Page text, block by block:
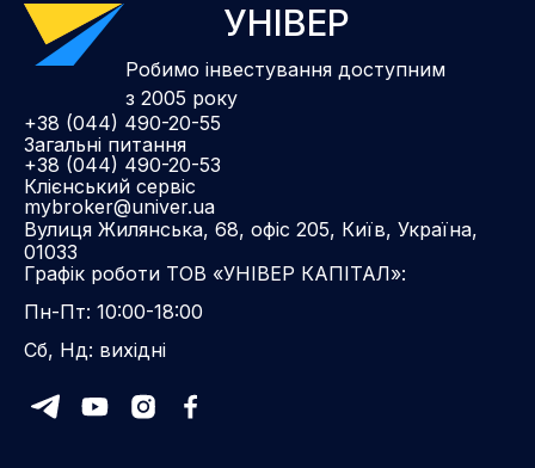
УНІВЕР
Робимо інвестування доступним
з 2005 року
+38 (044) 490-20-55
Загальні питання
+38 (044) 490-20-53
Клієнський сервіс
mybroker@univer.ua
Вулиця Жилянська, 68, офіс 205, Київ, Україна,
01033
Графік роботи ТОВ «УНІВЕР КАПІТАЛ»:
Пн-Пт: 10:00-18:00
Сб, Нд: вихідні